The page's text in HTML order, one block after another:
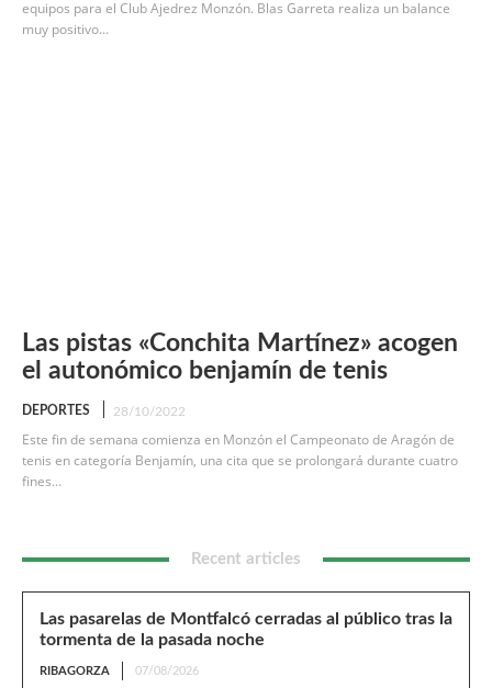
equipos para el Club Ajedrez Monzón. Blas Garreta realiza un balance
muy positivo...
Las pistas «Conchita Martínez» acogen
el autonómico benjamín de tenis
DEPORTES 28/10/2022
Este fin de semana comienza en Monzón el Campeonato de Aragón de
tenis en categoría Benjamín, una cita que se prolongará durante cuatro
fines...
Recent articles
Las pasarelas de Montfalcó cerradas al público tras la
tormenta de la pasada noche
RIBAGORZA 07/08/2026